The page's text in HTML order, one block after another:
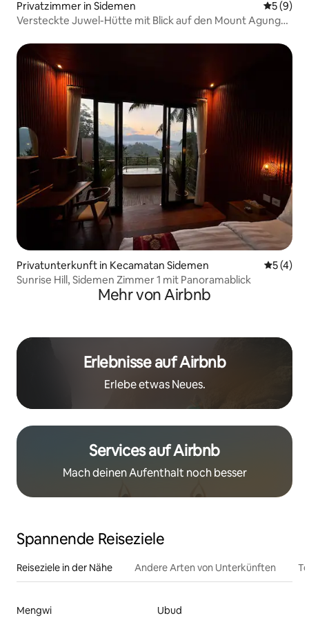
Privatzimmer in Sidemen
5 (9)
Versteckte Juwel-Hütte mit Blick auf den Mount Agung
Privatunterkunft in Kecamatan Sidemen
5 (4)
Sunrise Hill, Sidemen Zimmer 1 mit Panoramablick
Mehr von Airbnb
Erlebnisse auf Airbnb
Erlebe etwas Neues.
Services auf Airbnb
Mach deinen Aufenthalt noch besser
Spannende Reiseziele
Reiseziele in der Nähe Andere Arten von Unterkünften
Mengwi
Ubud